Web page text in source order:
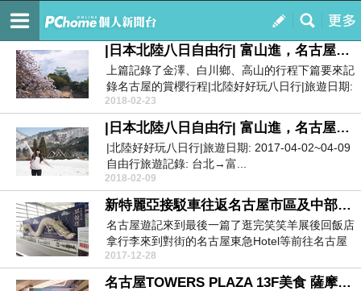
我的
訂閱
ღ霙霙ღ晃晃ღ幸福小記事
|日本北陸八日自由行| 富山進，名古屋出: 台北→富山→金澤→白川鄉→高山→名古屋→台北(下篇: 名古屋賞櫻)
上篇記錄了金澤、白川鄉、高山的行程下篇要來記
錄名古屋的賞櫻行程|北陸好好玩八日行|旅遊日期:
201...
2018-02-23
|日本北陸八日自由行| 富山進，名古屋出，不走回頭路: 台北→富山→金澤→白川鄉→高山→名古屋→台北 (上篇)
|北陸好好玩八日行|旅遊日期: 2017-04-02~04-09
自由行旅遊記錄: 台北→富...
2018-02-09
新特麗亞接駁車往返名古屋市區及中部國際機場 東橫INN中部國際空港本館（橙色方面）+搭飛機回台北
名古屋遊記來到最後一篇了逛完笑笑羊展後回飯店
拿行李來到對街的名古屋東急Hotel等前往名古屋
機場的巴...
2017-12-28
名古屋TOWERS PLAZA 13F美食 薩摩黑豚 宮忠タワーズプラザ店 松坂屋美術館 笑笑羊展